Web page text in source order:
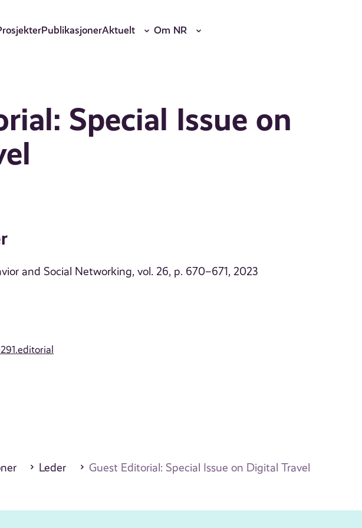
PublikasjonerAktuelt Om NR
Special Issue on
and Social Networking, vol. 26, p. 670–671, 2023
Leder Guest Editorial: Special Issue on Digital Travel